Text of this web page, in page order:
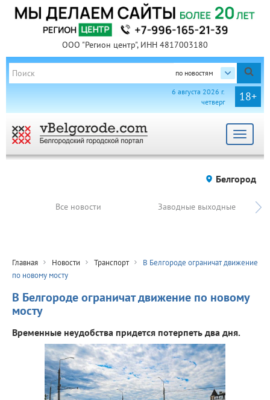
ООО "Регион центр", ИНН 4817003180
по новостям
18+
6 августа 2026 г.
четверг
Toggle
Белгород
Все новости Заводные выходные
Главная Новости Транспорт
В Белгороде ограничат движение
по новому мосту
В Белгороде ограничат движение по новому
мосту
Временные неудобства придется потерпеть два дня.